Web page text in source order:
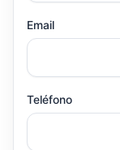
Email
Teléfono